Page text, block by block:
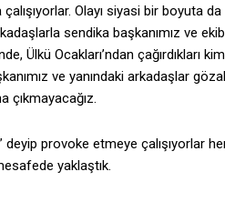
Olayı siyasi bir boyuta
sendika başkanımız ve
Ülkü Ocakları’ndan çağırdıkları
ve yanındaki arkadaşlar
çıkmayacağız.
deyip provoke etmeye
yaklaştık.